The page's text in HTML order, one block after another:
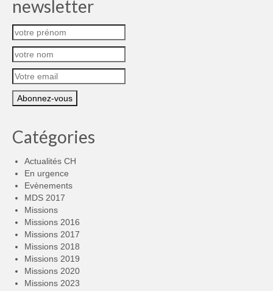
newsletter
Catégories
Actualités CH
En urgence
Evènements
MDS 2017
Missions
Missions 2016
Missions 2017
Missions 2018
Missions 2019
Missions 2020
Missions 2023